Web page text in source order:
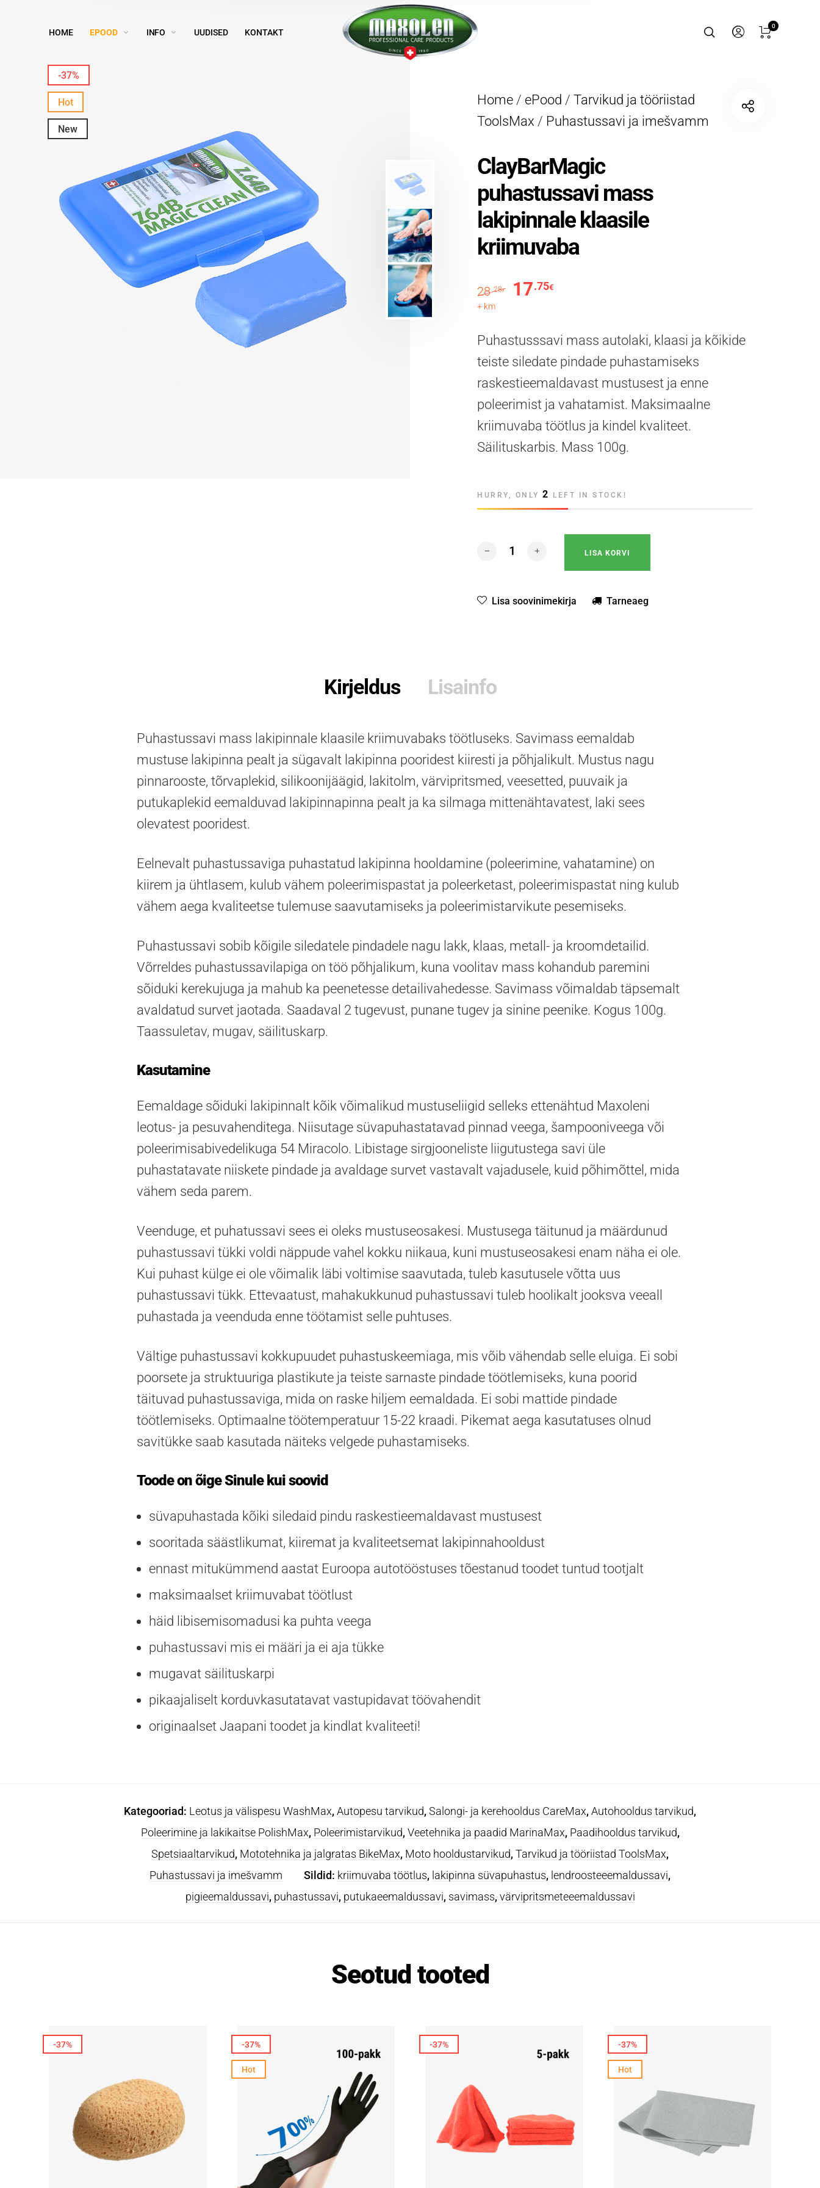
HOME EPOOD INFO UUDISED KONTAKT
0
-37%
Hot
New
Home / ePood / Tarvikud ja tööriistad
ToolsMax / Puhastussavi ja imešvamm
ClayBarMagic
puhastussavi mass
lakipinnale klaasile
kriimuvaba
28.28€ Algne hind oli: 28.28€.
17.75€
+ km
Puhastusssavi mass autolaki, klaasi ja kõikide
teiste siledate pindade puhastamiseks
raskestieemaldavast mustusest ja enne
poleerimist ja vahatamist. Maksimaalne
kriimuvaba töötlus ja kindel kvaliteet.
Säilituskarbis. Mass 100g.
HURRY, ONLY 2 LEFT IN STOCK!
ClayBarMagic puhastussavi mass lakipinnale klaasile kriimuvaba kogus
LISA KORVI
Lisa soovinimekirja Tarneaeg
Kirjeldus Lisainfo
Puhastussavi mass lakipinnale klaasile kriimuvabaks töötluseks. Savimass eemaldab
mustuse lakipinna pealt ja sügavalt lakipinna pooridest kiiresti ja põhjalikult. Mustus nagu
pinnarooste, tõrvaplekid, silikoonijäägid, lakitolm, värvipritsmed, veesetted, puuvaik ja
putukaplekid eemalduvad lakipinnapinna pealt ja ka silmaga mittenähtavatest, laki sees
olevatest pooridest.
Eelnevalt puhastussaviga puhastatud lakipinna hooldamine (poleerimine, vahatamine) on
kiirem ja ühtlasem, kulub vähem poleerimispastat ja poleerketast, poleerimispastat ning kulub
vähem aega kvaliteetse tulemuse saavutamiseks ja poleerimistarvikute pesemiseks.
Puhastussavi sobib kõigile siledatele pindadele nagu lakk, klaas, metall- ja kroomdetailid.
Võrreldes puhastussavilapiga on töö põhjalikum, kuna voolitav mass kohandub paremini
sõiduki kerekujuga ja mahub ka peenetesse detailivahedesse. Savimass võimaldab täpsemalt
avaldatud survet jaotada. Saadaval 2 tugevust, punane tugev ja sinine peenike. Kogus 100g.
Taassuletav, mugav, säilituskarp.
Kasutamine
Eemaldage sõiduki lakipinnalt kõik võimalikud mustuseliigid selleks ettenähtud Maxoleni
leotus- ja pesuvahenditega. Niisutage süvapuhastatavad pinnad veega, šampooniveega või
poleerimisabivedelikuga 54 Miracolo. Libistage sirgjooneliste liigutustega savi üle
puhastatavate niiskete pindade ja avaldage survet vastavalt vajadusele, kuid põhimõttel, mida
vähem seda parem.
Veenduge, et puhatussavi sees ei oleks mustuseosakesi. Mustusega täitunud ja määrdunud
puhastussavi tükki voldi näppude vahel kokku niikaua, kuni mustuseosakesi enam näha ei ole.
Kui puhast külge ei ole võimalik läbi voltimise saavutada, tuleb kasutusele võtta uus
puhastussavi tükk. Ettevaatust, mahakukkunud puhastussavi tuleb hoolikalt jooksva veeall
puhastada ja veenduda enne töötamist selle puhtuses.
Vältige puhastussavi kokkupuudet puhastuskeemiaga, mis võib vähendab selle eluiga. Ei sobi
poorsete ja struktuuriga plastikute ja teiste sarnaste pindade töötlemiseks, kuna poorid
täituvad puhastussaviga, mida on raske hiljem eemaldada. Ei sobi mattide pindade
töötlemiseks. Optimaalne töötemperatuur 15-22 kraadi. Pikemat aega kasutatuses olnud
savitükke saab kasutada näiteks velgede puhastamiseks.
Toode on õige Sinule kui soovid
süvapuhastada kõiki siledaid pindu raskestieemaldavast mustusest
sooritada säästlikumat, kiiremat ja kvaliteetsemat lakipinnahooldust
ennast mitukümmend aastat Euroopa autotööstuses tõestanud toodet tuntud tootjalt
maksimaalset kriimuvabat töötlust
häid libisemisomadusi ka puhta veega
puhastussavi mis ei määri ja ei aja tükke
mugavat säilituskarpi
pikaajaliselt korduvkasutatavat vastupidavat töövahendit
originaalset Jaapani toodet ja kindlat kvaliteeti!
Kategooriad: Leotus ja välispesu WashMax, Autopesu tarvikud, Salongi- ja kerehooldus CareMax, Autohooldus tarvikud,
Poleerimine ja lakikaitse PolishMax, Poleerimistarvikud, Veetehnika ja paadid MarinaMax, Paadihooldus tarvikud,
Spetsiaaltarvikud, Mototehnika ja jalgratas BikeMax, Moto hooldustarvikud, Tarvikud ja tööriistad ToolsMax,
Puhastussavi ja imešvamm
Sildid: kriimuvaba töötlus, lakipinna süvapuhastus, lendroosteeemaldussavi,
pigieemaldussavi, puhastussavi, putukaeemaldussavi, savimass, värvipritsmeteeemaldussavi
Seotud tooted
-37% -37%
Hot
-37% -37%
Hot